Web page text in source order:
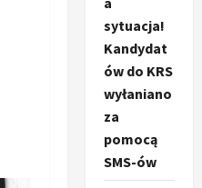
sytuacja!
Kandydat
ów do KRS
wyłaniano
za
pomocą
SMS-ów